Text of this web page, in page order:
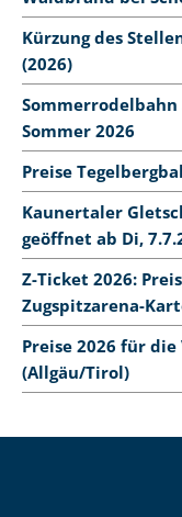
Kürzung des
(2026)
Sommerrodelbahn
Sommer 2026
Preise
Kaunertaler
geöffnet ab Di,
Z-Ticket 2026:
Zugspitzarena-
Preise 2026 für
(Allgäu/Tirol)